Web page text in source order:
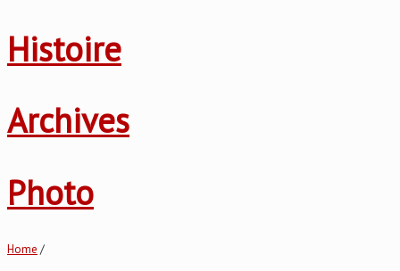
Histoire
Archives
Photo
Home /